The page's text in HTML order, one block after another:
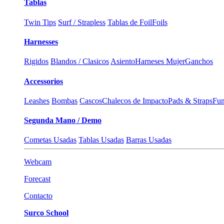
Tablas
Twin Tips Surf / Strapless Tablas de FoilFoils
Harnesses
Rigidos Blandos / Clasicos AsientoHarneses MujerGanchos
Accessorios
Leashes Bombas CascosChalecos de ImpactoPads & Straps
Segunda Mano / Demo
Cometas Usadas Tablas Usadas Barras Usadas
Webcam
Forecast
Contacto
Surco School